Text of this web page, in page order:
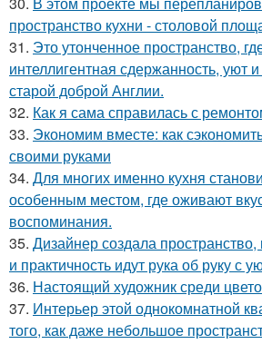
пространство кухни - столовой
31. Это утонченное пространство,
интеллигентная сдержанность, уют
старой доброй Англии.
32. Как я сама справилась с
33. Экономим вместе: как
своими руками
34. Для многих именно кухня
особенным местом, где оживают
воспоминания.
35. Дизайнер создала
и практичность идут рука об руку с
36. Настоящий художник среди
37. Интерьер этой однокомнатной
того, как даже небольшое